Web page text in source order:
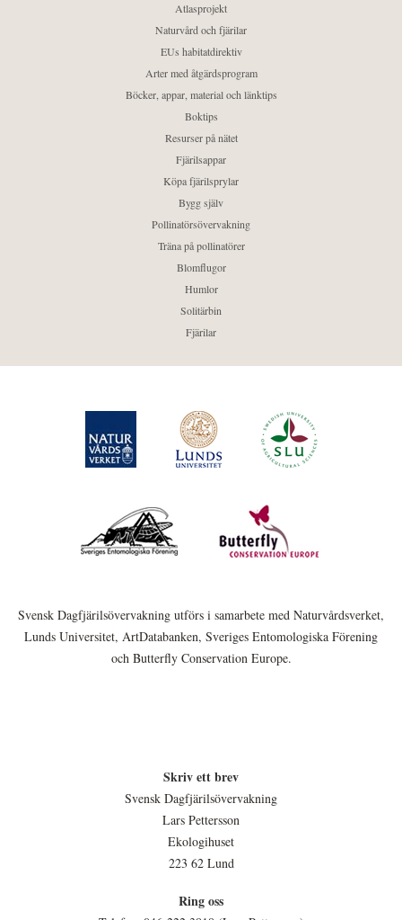
Atlasprojekt
Naturvård och fjärilar
EUs habitatdirektiv
Arter med åtgärdsprogram
Böcker, appar, material och länktips
Boktips
Resurser på nätet
Fjärilsappar
Köpa fjärilsprylar
Bygg själv
Pollinatörsövervakning
Träna på pollinatörer
Blomflugor
Humlor
Solitärbin
Fjärilar
Svensk Dagfjärilsövervakning utförs i samarbete med Naturvårdsverket,
Lunds Universitet, ArtDatabanken, Sveriges Entomologiska Förening
och Butterfly Conservation Europe.
Skriv ett brev
Svensk Dagfjärilsövervakning
Lars Pettersson
Ekologihuset
223 62 Lund
Ring oss